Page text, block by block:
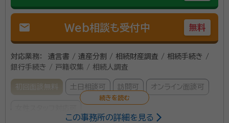
mail Web相談も受付中 無料
対応業務：
遺言書 / 遺産分割 / 相続財産調査 / 相続手続き /
銀行手続き / 戸籍収集 / 相続人調査
初回面談無料 土日相談可 訪問可 オンライン面談可
この事務所の詳細を見る